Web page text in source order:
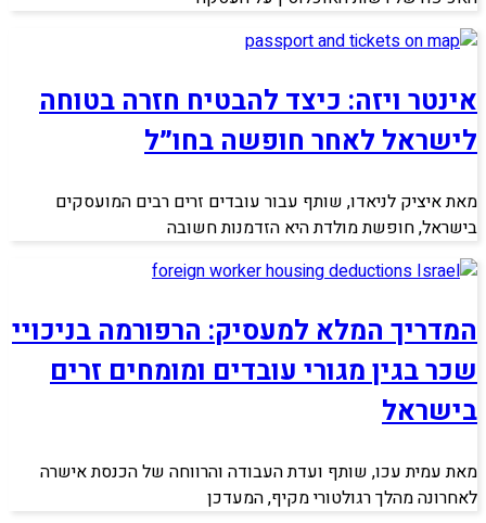
אינטר ויזה: כיצד להבטיח חזרה בטוחה
לישראל לאחר חופשה בחו״ל
מאת איציק לניאדו, שותף עבור עובדים זרים רבים המועסקים
בישראל, חופשת מולדת היא הזדמנות חשובה
המדריך המלא למעסיק: הרפורמה בניכויי
שכר בגין מגורי עובדים ומומחים זרים
בישראל
מאת עמית עכו, שותף ועדת העבודה והרווחה של הכנסת אישרה
לאחרונה מהלך רגולטורי מקיף, המעדכן